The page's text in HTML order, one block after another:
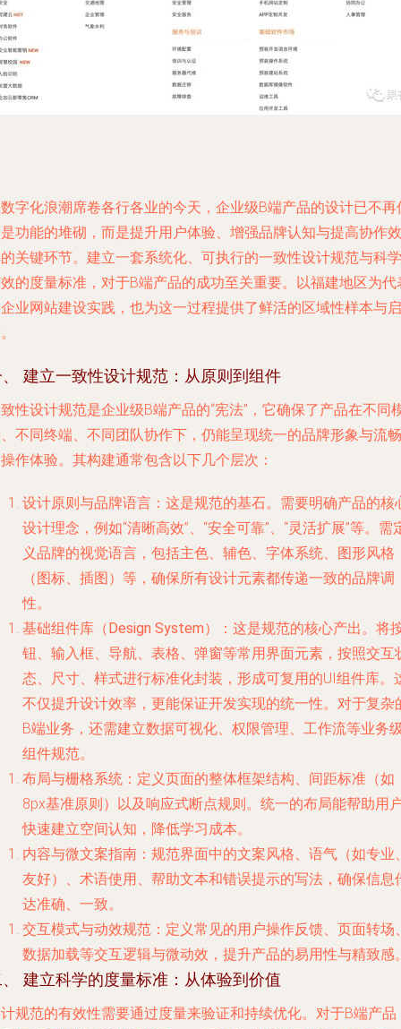
字化浪潮席卷各行各业的今天，企业级B端产品的设计已不再
功能的堆砌，而是提升用户体验、增强品牌认知与提高协作效
关键环节。建立一套系统化、可执行的一致性设计规范与科学
的度量标准，对于B端产品的成功至关重要。以福建地区为代
业网站建设实践，也为这一过程提供了鲜活的区域性样本与启
建立一致性设计规范：从原则到组件
性设计规范是企业级B端产品的“宪法”，它确保了产品在不同
不同终端、不同团队协作下，仍能呈现统一的品牌形象与流畅
作体验。其构建通常包含以下几个层次：
设计原则与品牌语言 ：这是规范的基石。需要明确产品的核
设计理念，例如“清晰高效”、“安全可靠”、“灵活扩展”等。需
义品牌的视觉语言，包括主色、辅色、字体系统、图形风格
（图标、插图）等，确保所有设计元素都传递一致的品牌调
性。
基础组件库（Design System）
：这是规范的核心产出。将
钮、输入框、导航、表格、弹窗等常用界面元素，按照交互
态、尺寸、样式进行标准化封装，形成可复用的UI组件库。
不仅提升设计效率，更能保证开发实现的统一性。对于复杂
B端业务，还需建立数据可视化、权限管理、工作流等业务
组件规范。
布局与栅格系统 ：定义页面的整体框架结构、间距标准（如
8px基准原则）以及响应式断点规则。统一的布局能帮助用
快速建立空间认知，降低学习成本。
内容与微文案指南 ：规范界面中的文案风格、语气（如专业
友好）、术语使用、帮助文本和错误提示的写法，确保信息
达准确、一致。
交互模式与动效规范 ：定义常见的用户操作反馈、页面转场
数据加载等交互逻辑与微动效，提升产品的易用性与精致感
建立科学的度量标准：从体验到价值
规范的有效性需要通过度量来验证和持续优化。对于B端产品